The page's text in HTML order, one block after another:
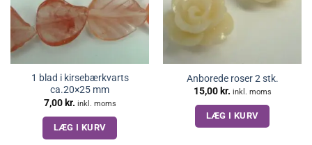
1 blad i kirsebærkvarts
ca.20×25 mm
7,00kr. inkl. moms
LÆG I KURV
Anborede roser 2 stk.
15,00 kr. inkl. moms
LÆG I KURV